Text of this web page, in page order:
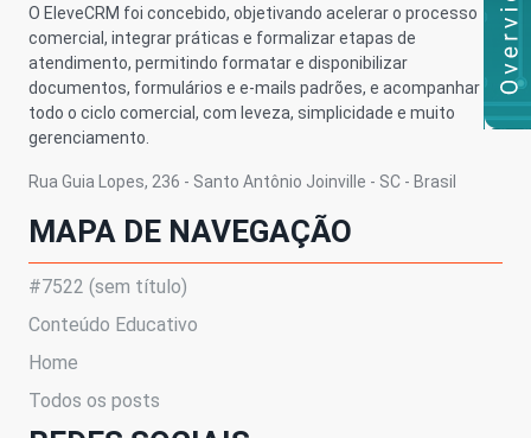
O EleveCRM foi concebido, objetivando acelerar o processo
comercial, integrar práticas e formalizar etapas de
atendimento, permitindo formatar e disponibilizar
documentos, formulários e e-mails padrões, e acompanhar
todo o ciclo comercial, com leveza, simplicidade e muito
gerenciamento.
Rua Guia Lopes, 236 - Santo Antônio Joinville - SC - Brasil
MAPA DE NAVEGAÇÃO
#7522 (sem título)
Conteúdo Educativo
Home
Todos os posts